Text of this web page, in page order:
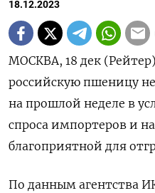
18.12.2023
МОСКВА, 18 дек
российскую пшеницу
на прошлой неделе в
спроса импортеров и
благоприятной для
По данным агентства